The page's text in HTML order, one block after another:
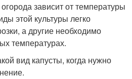
огорода зависит от температуры
этой культуры легко
а другие необходимо
температурах.
вид капусты, когда нужно